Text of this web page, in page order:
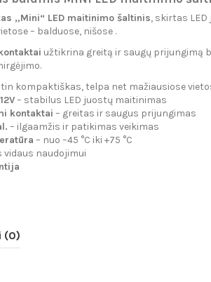
„Mini“ LED maitinimo šaltinis, skirtas LED
– balduose, nišose .
užtikrina greitą ir saugų prijungimą
kompaktiškas, telpa net mažiausiose
– stabilus LED juostų maitinimas
kontaktai – greitas ir saugus prijungimas
– ilgaamžis ir patikimas veikimas
– nuo –45 °C iki +75 °C
vidaus naudojimui
(0)